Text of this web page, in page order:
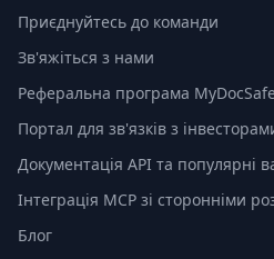
Приєднуйтесь до команди
Зв'яжіться з нами
Реферальна програма
Портал для зв'язків з
Документація API та популярні
Інтеграція MCP зі сторонніми
Блог